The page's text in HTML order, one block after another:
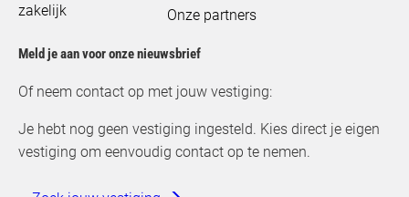
zakelijk
Onze partners
Meld je aan voor onze nieuwsbrief
Of neem contact op met jouw vestiging:
Je hebt nog geen vestiging ingesteld. Kies direct je eigen
vestiging om eenvoudig contact op te nemen.